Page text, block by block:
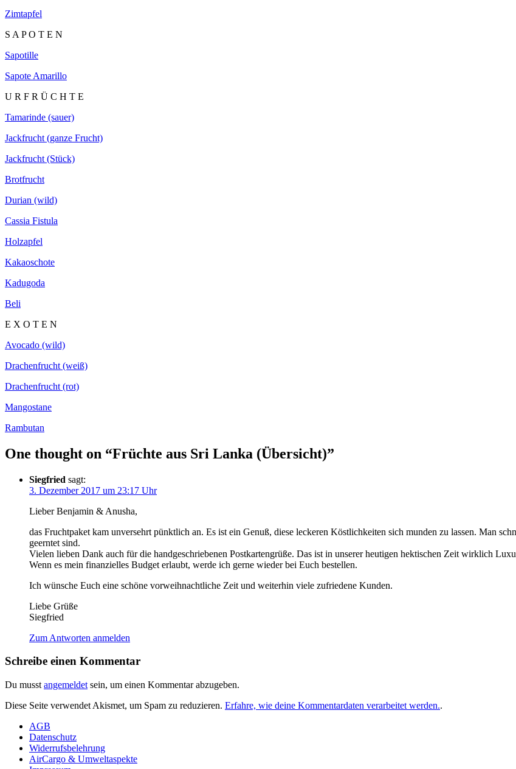
Zimtapfel
S A P O T E N
Sapotille
Sapote Amarillo
U R F R Ü C H T E
Tamarinde (sauer)
Jackfrucht (ganze Frucht)
Jackfrucht (Stück)
Brotfrucht
Durian (wild)
Cassia Fistula
Holzapfel
Kakaoschote
Kadugoda
Beli
E X O T E N
Avocado (wild)
Drachenfrucht (weiß)
Drachenfrucht (rot)
Mangostane
Rambutan
One thought on “Früchte aus Sri Lanka (Übersicht)”
Siegfried sagt:
3. Dezember 2017 um 23:17 Uhr
Lieber Benjamin & Anusha,
das Fruchtpaket kam unversehrt pünktlich an. Es ist ein Genuß, diese leckeren Köstlichkeiten sich munden zu lassen. Man
geerntet sind.
Vielen lieben Dank auch für die handgeschriebenen Postkartengrüße. Das ist in unserer heutigen hektischen Zeit wirklich
Wenn es mein finanzielles Budget erlaubt, werde ich gerne wieder bei Euch bestellen.
Ich wünsche Euch eine schöne vorweihnachtliche Zeit und weiterhin viele zufriedene Kunden.
Liebe Grüße
Siegfried
Zum Antworten anmelden
Schreibe einen Kommentar
Du musst angemeldet sein, um einen Kommentar abzugeben.
Diese Seite verwendet Akismet, um Spam zu reduzieren. Erfahre, wie deine Kommentardaten verarbeitet werden..
AGB
Datenschutz
Widerrufsbelehrung
AirCargo & Umweltaspekte